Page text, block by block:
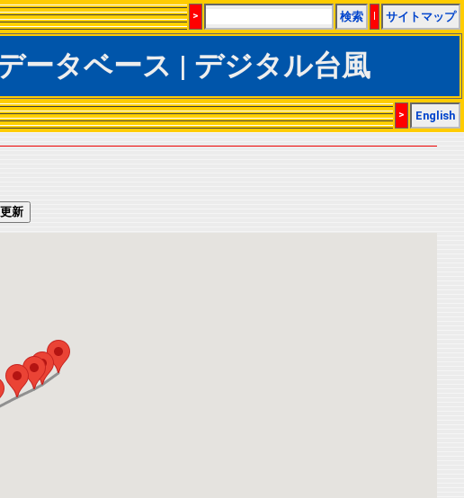
> 検索 | サイトマップ
ータベース | デジタル台風
> English